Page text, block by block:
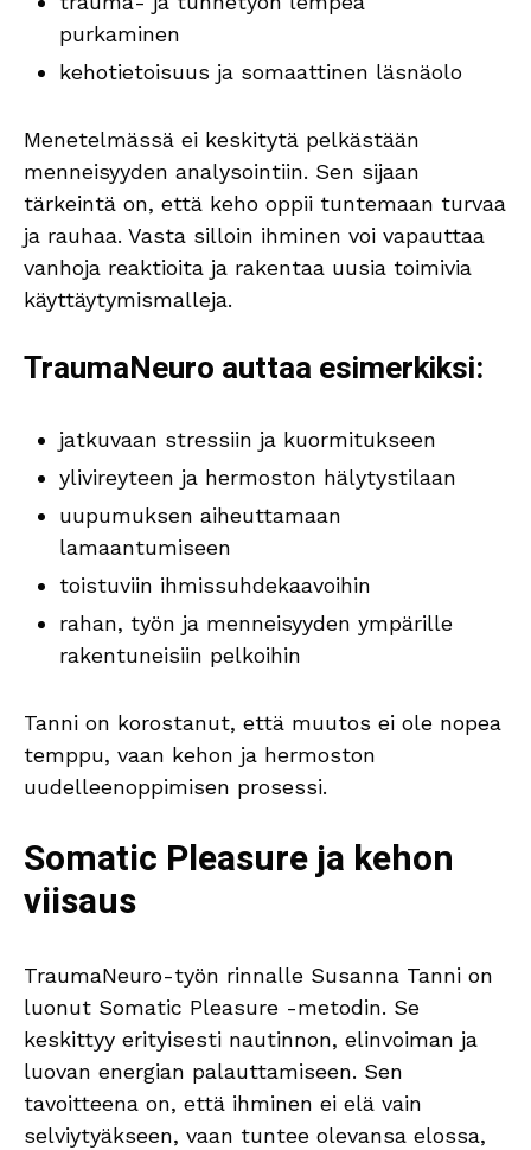
purkaminen
kehotietoisuus ja somaattinen läsnäolo
Menetelmässä ei keskitytä pelkästään
menneisyyden analysointiin. Sen sijaan
tärkeintä on, että keho oppii tuntemaan turvaa
ja rauhaa. Vasta silloin ihminen voi vapauttaa
vanhoja reaktioita ja rakentaa uusia toimivia
käyttäytymismalleja.
TraumaNeuro auttaa esimerkiksi:
jatkuvaan stressiin ja kuormitukseen
ylivireyteen ja hermoston hälytystilaan
uupumuksen aiheuttamaan
lamaantumiseen
toistuviin ihmissuhdekaavoihin
rahan, työn ja menneisyyden ympärille
rakentuneisiin pelkoihin
Tanni on korostanut, että muutos ei ole nopea
temppu, vaan kehon ja hermoston
uudelleenoppimisen prosessi.
Somatic Pleasure ja kehon
viisaus
TraumaNeuro-työn rinnalle Susanna Tanni on
luonut Somatic Pleasure -metodin. Se
keskittyy erityisesti nautinnon, elinvoiman ja
luovan energian palauttamiseen. Sen
tavoitteena on, että ihminen ei elä vain
selviytyäkseen, vaan tuntee olevansa elossa,